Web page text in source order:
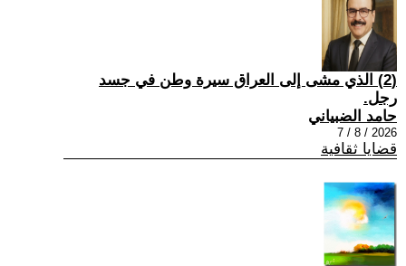
(2) الذي مشى إلى العراق سيرة وطن في جسد
رجل.
حامد الضبياني
2026 / 8 / 7
قضايا ثقافية